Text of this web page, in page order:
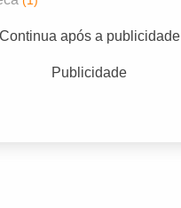
(2)
Continua após a publicidade
Publicidade